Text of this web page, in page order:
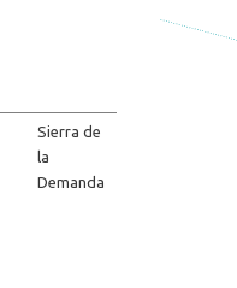
Sierra de
la
Demanda